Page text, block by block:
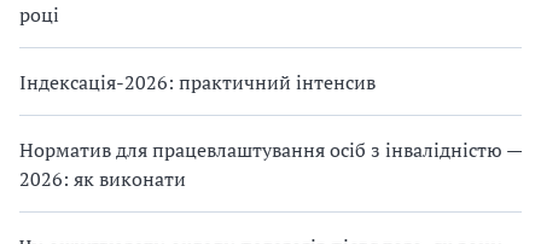
році
Індексація-2026: практичний інтенсив
Норматив для працевлаштування осіб з інвалідністю —
2026: як виконати